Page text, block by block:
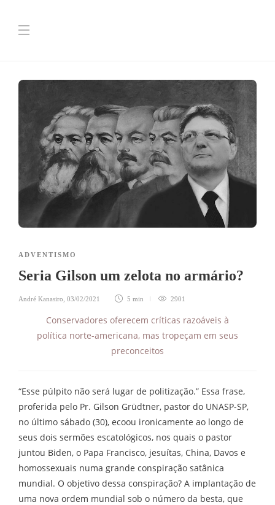
ADVENTISMO
Seria Gilson um zelota no armário?
André Kanasiro 03/02/2021 5 min 2901
Conservadores oferecem críticas razoáveis à
política norte-americana, mas tropeçam em seus
preconceitos
“Esse púlpito não será lugar de politização.” Essa frase,
proferida pelo Pr. Gilson Grüdtner, pastor do UNASP-SP,
no último sábado (30), ecoou ironicamente ao longo de
seus dois sermões escatológicos, nos quais o pastor
juntou Biden, o Papa Francisco, jesuítas, China, Davos e
homossexuais numa grande conspiração satânica
mundial. O objetivo dessa conspiração? A implantação de
uma nova ordem mundial sob o número da besta, que